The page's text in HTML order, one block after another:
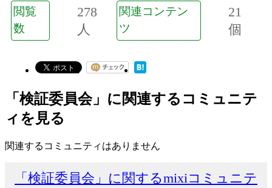
閲覧
数
278
人
関連コンテン
ツ
21
個
「検証委員会」に関連するコミュニテ
ィを見る
関連するコミュニティはありません
「検証委員会」に関するmixiコミュニテ